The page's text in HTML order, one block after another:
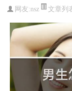
网友:nsz 文章列